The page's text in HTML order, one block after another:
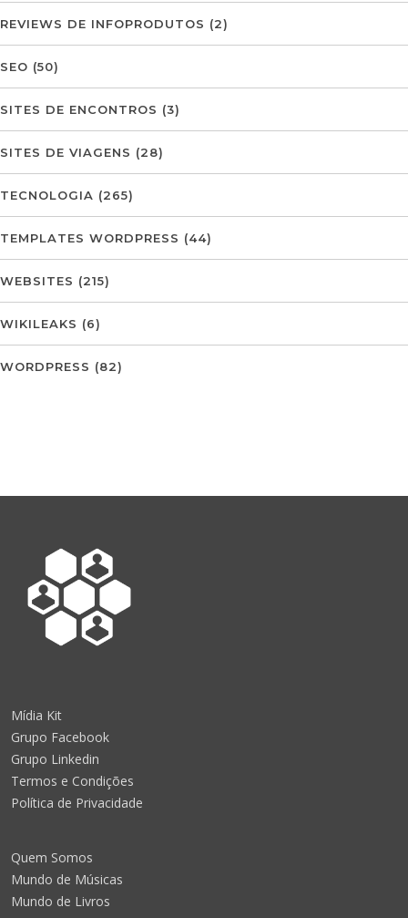
REVIEWS DE INFOPRODUTOS (2)
SEO (50)
SITES DE ENCONTROS (3)
SITES DE VIAGENS (28)
TECNOLOGIA (265)
TEMPLATES WORDPRESS (44)
WEBSITES (215)
WIKILEAKS (6)
WORDPRESS (82)
Mídia Kit
Grupo Facebook
Grupo Linkedin
Termos e Condições
Política de Privacidade
Quem Somos
Mundo de Músicas
Mundo de Livros